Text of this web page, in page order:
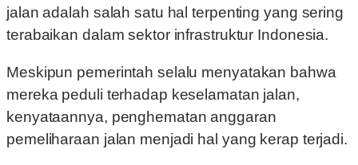
jalan adalah salah satu hal terpenting yang sering
terabaikan dalam sektor infrastruktur Indonesia.
Meskipun pemerintah selalu menyatakan bahwa
mereka peduli terhadap keselamatan jalan,
kenyataannya, penghematan anggaran
pemeliharaan jalan menjadi hal yang kerap terjadi.